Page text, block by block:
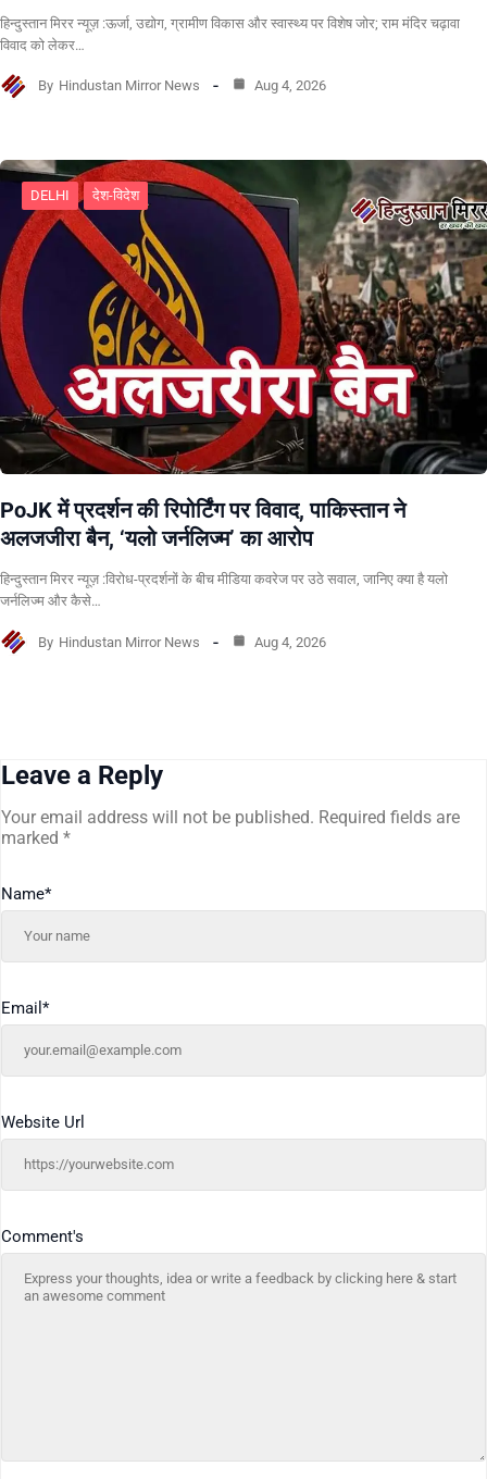
हिन्दुस्तान मिरर न्यूज़ :ऊर्जा, उद्योग, ग्रामीण विकास और स्वास्थ्य पर विशेष जोर; राम मंदिर चढ़ावा
विवाद को लेकर…
By Hindustan Mirror News Aug 4, 2026
DELHI देश-विदेश
PoJK में प्रदर्शन की रिपोर्टिंग पर विवाद, पाकिस्तान ने
अलजजीरा बैन, ‘यलो जर्नलिज्म’ का आरोप
हिन्दुस्तान मिरर न्यूज़ :विरोध-प्रदर्शनों के बीच मीडिया कवरेज पर उठे सवाल, जानिए क्या है यलो
जर्नलिज्म और कैसे…
By Hindustan Mirror News Aug 4, 2026
Leave a Reply
Your email address will not be published. Required fields are
marked *
Comment's
Name*
Email *
Website Url